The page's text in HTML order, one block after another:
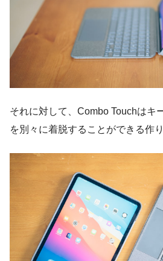
それに対して、Combo Touchはキ
を別々に着脱することができる作